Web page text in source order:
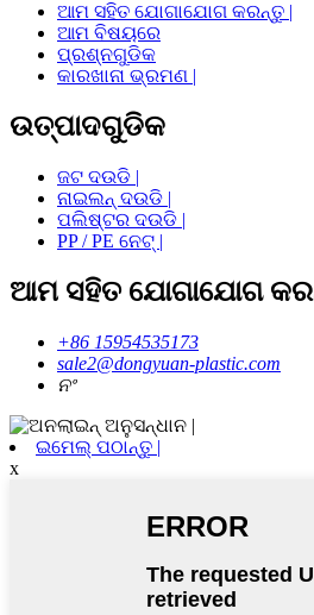
ଆମ ସହିତ ଯୋଗାଯୋଗ କରନ୍ତୁ |
ଆମ ବିଷୟରେ
ପ୍ରଶ୍ନଗୁଡିକ
କାରଖାନା ଭ୍ରମଣ |
ଉତ୍ପାଦଗୁଡିକ
ଜଟ ଦଉଡି |
ନାଇଲନ୍ ଦଉଡି |
ପଲିଷ୍ଟର ଦଉଡି |
PP / PE ନେଟ୍ |
ଆମ ସହିତ ଯୋଗାଯୋଗ
+86 15954535173
sale2@dongyuan-plastic.com
ନଂ
ଇମେଲ୍ ପଠାନ୍ତୁ |
x